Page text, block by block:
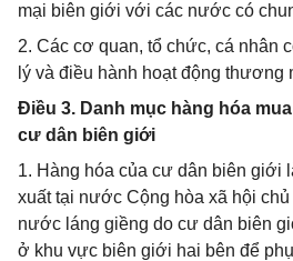
mại biên giới với các nước có
2. Các cơ quan, tổ chức, cá nhân
lý và điều hành hoạt động thương
Điều 3. Danh mục hàng hóa
cư dân biên giới
1. Hàng hóa của cư dân biên giới
xuất tại nước Cộng hòa xã hội
nước láng giềng do cư dân biên
ở khu vực biên giới hai bên để